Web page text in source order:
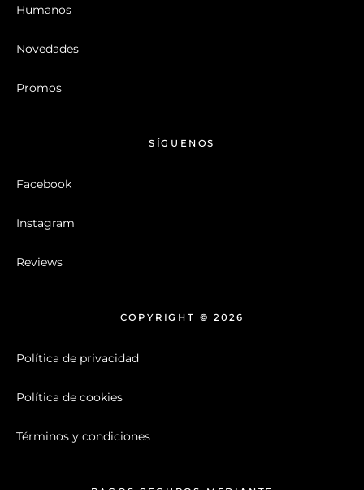
Humanos
Novedades
Promos
SÍGUENOS
Facebook
Instagram
Reviews
COPYRIGHT © 2026
Política de privacidad
Política de cookies
Términos y condiciones